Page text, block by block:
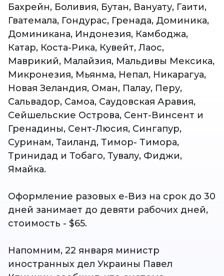
Бахрейн, Боливия, Бутан, Вануату, Гаити,
Гватемала, Гондурас, Гренада, Доминика,
Доминикана, Индонезия, Камбоджа,
Катар, Коста-Рика, Кувейт, Лаос,
Маврикий, Малайзия, Мальдивы Мексика,
Микронезия, Мьянма, Непал, Никарагуа,
Новая Зеландия, Оман, Палау, Перу,
Сальвадор, Самоа, Саудовская Аравия,
Сейшельские Острова, Сент-Винсент и
Гренадины, Сент-Люсия, Сингапур,
Суринам, Таиланд, Тимор- Тимора,
Тринидад и Тобаго, Тувалу, Фиджи,
Ямайка.
Оформление разовых е-Виз на срок до 30
дней занимает до девяти рабочих дней,
стоимость - $65.
Напомним, 22 января министр
иностранных дел Украины Павел